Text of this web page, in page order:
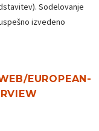
Sodelovanje
izvedeno
EUROPEAN-